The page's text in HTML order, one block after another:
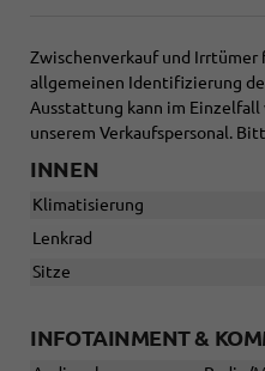
Zwischenverkauf und Irrtümer
allgemeinen Identifizierung
Ausstattung kann im
unserem Verkaufspersonal.
INNEN
Klimatisierung
Lenkrad
Sitze
INFOTAINMENT &